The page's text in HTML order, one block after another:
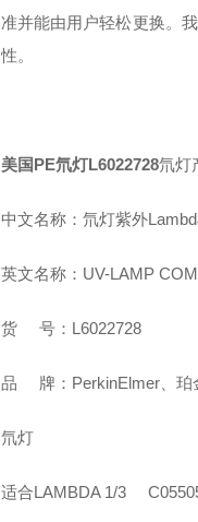
准并能由用户轻松更换。
性。
美国PE氘灯L6022728氘灯
中文名称：氘灯紫外
英文名称：UV-LAMP
货 号：L6022728
品 牌：PerkinElmer、珀
氘灯
适合LAMBDA 1/3